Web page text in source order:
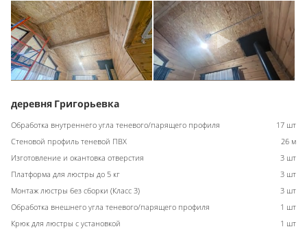
деревня Григорьевка
Обработка внутреннего угла теневого/парящего профиля
17 шт
Стеновой профиль теневой ПВХ
26 м
Изготовление и окантовка отверстия
3 шт
Платформа для люстры до 5 кг
3 шт
Монтаж люстры без сборки (Класс 3)
3 шт
Обработка внешнего угла теневого/парящего профиля
1 шт
Крюк для люстры с установкой
1 шт